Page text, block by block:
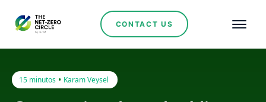
CONTACT US
15 minutos • Karam Veysel